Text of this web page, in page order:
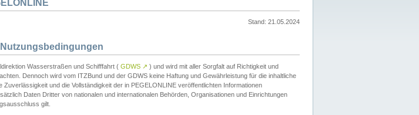
Stand: 21.05.2024
Wasserstraßen und Schifffahrt ( GDWS ↗ ) und wird mit aller Sorgfalt auf Richtigkeit und
Dennoch wird vom ITZBund und der GDWS keine Haftung und Gewährleistung für die inhaltliche
Zuverlässigkeit und die Vollständigkeit der in PEGELONLINE veröffentlichten Informationen
Daten Dritter von nationalen und internationalen Behörden, Organisationen und Einrichtungen
gilt.